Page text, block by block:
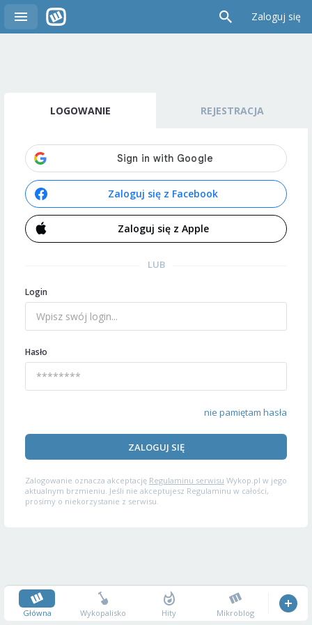
Zaloguj się
LOGOWANIE REJESTRACJA
Zaloguj się z Facebook
Zaloguj się z Apple
LUB
Login
Hasło
nie pamiętam hasła
ZALOGUJ SIĘ
Zalogowanie oznacza akceptację Regulaminu serwisu Wykop.pl w jego
aktualnym brzmieniu. Jeśli nie akceptujesz Regulaminu w całości,
prosimy o niekorzystanie z serwisu.
Główna Wykopalisko Hity Mikroblog